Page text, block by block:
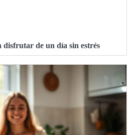
disfrutar de un día sin estrés